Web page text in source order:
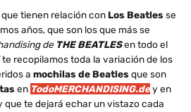
tienen relación con Los Beatles se
años, que son los que más se
de THE BEATLESen todo el
recopilamos toda la variación de los
a mochilas de Beatles que son
en TodoMERCHANDISING.dey en
que te dejará echar un vistazo cada